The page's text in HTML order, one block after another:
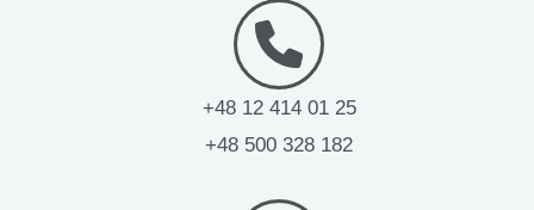
+48 12 414 01 25
+48 500 328 182